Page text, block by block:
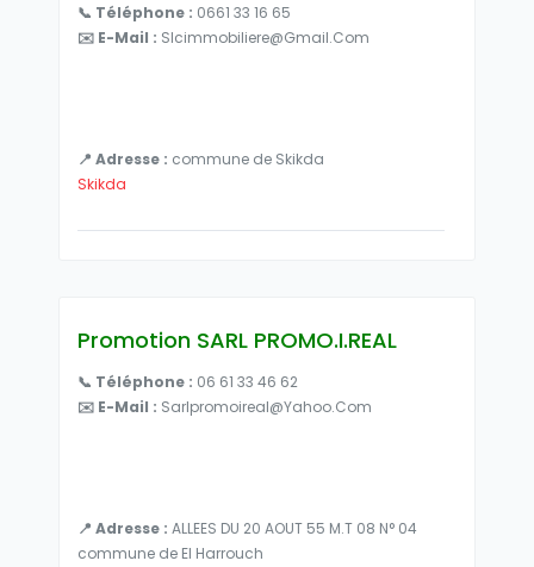
📞 Téléphone : 0661 33 16 65
✉️ E-Mail : Slcimmobiliere@gmail.com
📍 Adresse : commune de Skikda
Skikda
Promotion SARL PROMO.I.REAL
📞 Téléphone : 06 61 33 46 62
✉️ E-Mail : Sarlpromoireal@yahoo.com
📍 Adresse : ALLEES DU 20 AOUT 55 M.T 08 N° 04
commune de El Harrouch